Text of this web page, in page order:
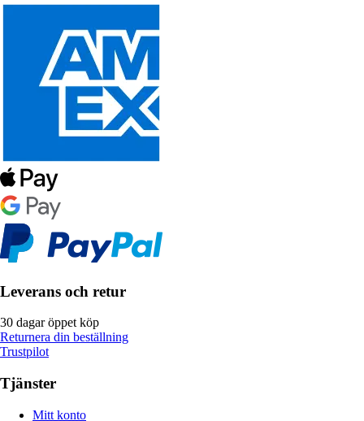
Leverans och retur
30 dagar öppet köp
Returnera din beställning
Trustpilot
Tjänster
Mitt konto